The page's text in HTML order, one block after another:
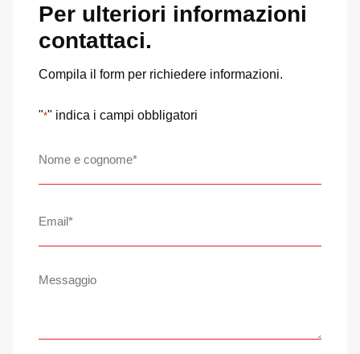
Per ulteriori informazioni
contattaci.
Compila il form per richiedere informazioni.
"*" indica i campi obbligatori
e